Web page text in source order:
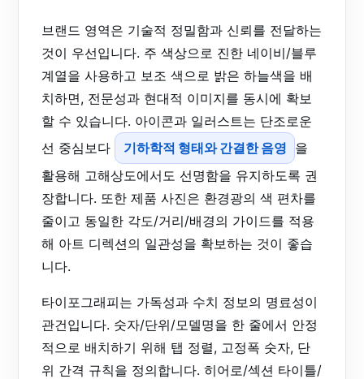
브랜드 영역은 기술적 정밀함과 신뢰를 전달하는
것이 우선입니다. 주 색상으로 진한 네이비/블루
계열을 사용하고 보조 색으로 밝은 하늘색을 배
치하면, 전문성과 현대적 이미지를 동시에 확보
할 수 있습니다. 아이콘과 일러스트는 단조로운
선 중심보다
기하학적 형태와 간결한 음영 을
활용해 고해상도에서도 선명함을 유지하도록 권
장합니다. 또한 제품 사진은 환경광의 색 편차를
줄이고 동일한 각도/거리/배경의 가이드를 적용
해 아트 디렉션의 일관성을 확보하는 것이 좋습
니다.
타이포그래피는 가독성과 수치 정보의 명료성이
관건입니다. 숫자/단위/모델명을 한 줄에서 안정
적으로 배치하기 위해 탭 정렬, 고정폭 숫자, 단
위 간격 규칙을 정의합니다. 히어로/섹션 타이틀/